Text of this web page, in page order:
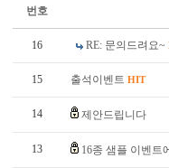
번호
16 RE: 문의드려요~
15 출석이벤트 HIT
14 제안드립니다
13 16종 샘플 이벤트